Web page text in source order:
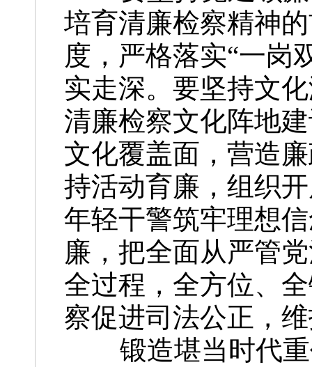
培育清廉检察精神
度，严格落实“一岗
实走深。要坚持文
清廉检察文化阵地
文化覆盖面，营造
持活动育廉，组织
年轻干警筑牢理想
廉，把全面从严管
全过程，全方位、
察促进司法公正，
锻造堪当时代重